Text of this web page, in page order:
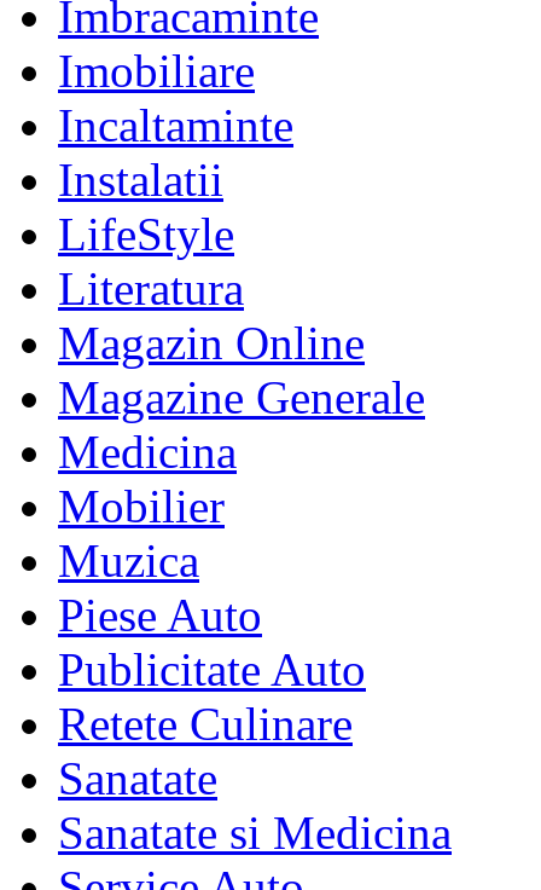
Imbracaminte
Imobiliare
Incaltaminte
Instalatii
LifeStyle
Literatura
Magazin Online
Magazine Generale
Medicina
Mobilier
Muzica
Piese Auto
Publicitate Auto
Retete Culinare
Sanatate
Sanatate si Medicina